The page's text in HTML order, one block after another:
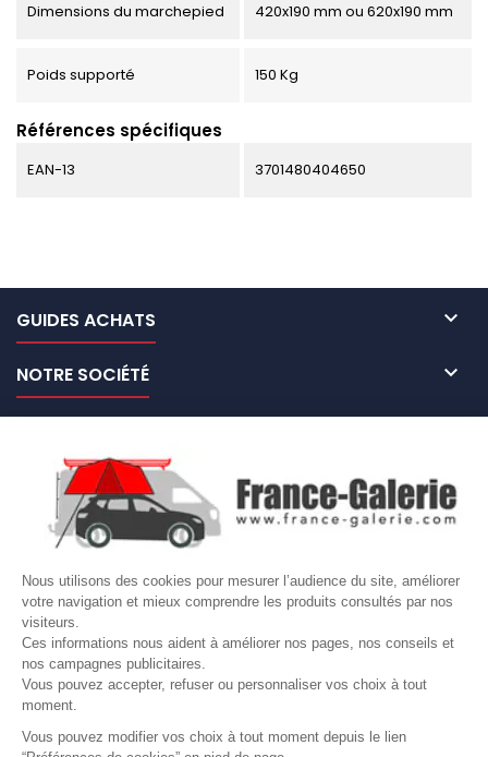
Nous utilisons des cookies pour mesurer l’audience du site, améliorer
votre navigation et mieux comprendre les produits consultés par nos
visiteurs.
Ces informations nous aident à améliorer nos pages, nos conseils et
nos campagnes publicitaires.
Vous pouvez accepter, refuser ou personnaliser vos choix à tout
moment.
Vous pouvez modifier vos choix à tout moment depuis le lien
Dimensions du marchepied 420x190 mm ou 620x190 mm
Poids supporté 150 Kg
Références spécifiques
EAN-13 3701480404650
GUIDES ACHATS 
NOTRE SOCIÉTÉ 
VOTRE COMPTE 
Site protégé par reCAPTCHA.
LETTRE D'INFORMATIONS